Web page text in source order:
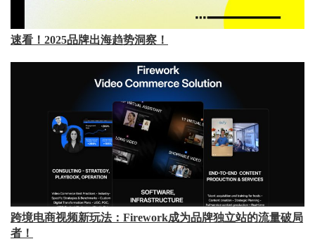
速看！2025品牌出海趋势洞察！
跨境电商视频新玩法：Firework成为品牌独立站的流量破局
者！